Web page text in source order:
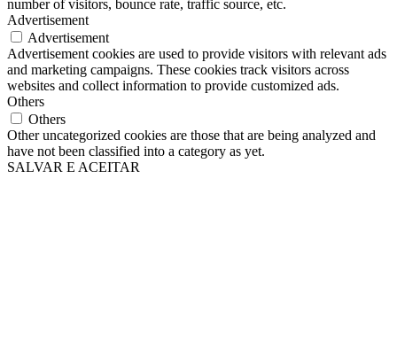
number of visitors, bounce rate, traffic source, etc.
Advertisement
Advertisement
Advertisement cookies are used to provide visitors with relevant ads
and marketing campaigns. These cookies track visitors across
websites and collect information to provide customized ads.
Others
Others
Other uncategorized cookies are those that are being analyzed and
have not been classified into a category as yet.
SALVAR E ACEITAR